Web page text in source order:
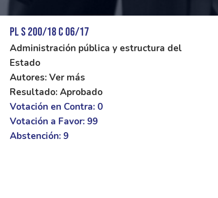
PL S 200/18 C 06/17
Administración pública y estructura del
Estado
Autores: Ver más
Resultado: Aprobado
Votación en Contra: 0
Votación a Favor: 99
Abstención: 9